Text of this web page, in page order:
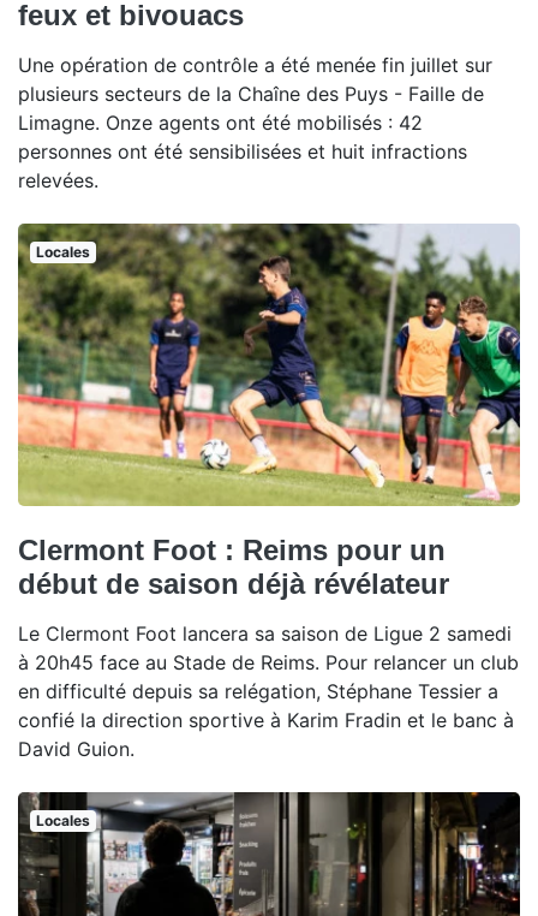
feux et bivouacs
Une opération de contrôle a été menée fin juillet sur
plusieurs secteurs de la Chaîne des Puys - Faille de
Limagne. Onze agents ont été mobilisés : 42
personnes ont été sensibilisées et huit infractions
relevées.
Locales
Clermont Foot : Reims pour un
début de saison déjà révélateur
Le Clermont Foot lancera sa saison de Ligue 2 samedi
à 20h45 face au Stade de Reims. Pour relancer un club
en difficulté depuis sa relégation, Stéphane Tessier a
confié la direction sportive à Karim Fradin et le banc à
David Guion.
Locales